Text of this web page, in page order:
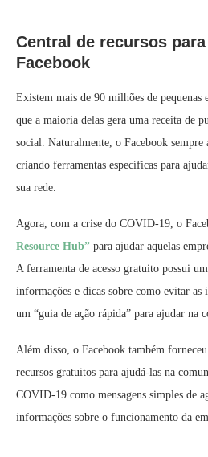
Central de recursos
Facebook
Existem mais de 90 milhões de pequenas
que a maioria delas gera uma receita de
social. Naturalmente, o Facebook sempre
criando ferramentas específicas para
sua rede.
Agora, com a crise do COVID-19, o
Resource Hub” para ajudar aquelas
A ferramenta de acesso gratuito possui
informações e dicas sobre como evitar as
um “guia de ação rápida” para ajudar na
Além disso, o Facebook também forneceu
recursos gratuitos para ajudá-las na
COVID-19 como mensagens simples de
informações sobre o funcionamento da